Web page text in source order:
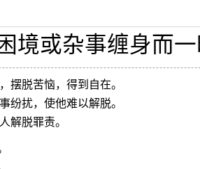
境或杂事缠身而
摆脱苦恼，得到自在。
纷扰，使他难以解脱。
解脱罪责。